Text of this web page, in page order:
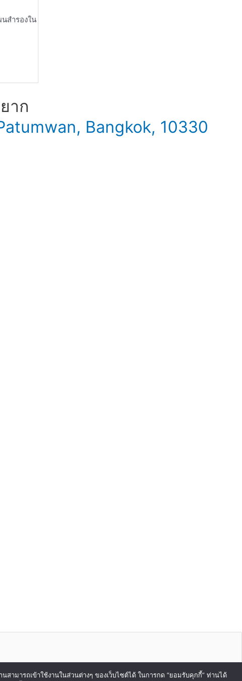
สำรองใน
าก
Bangkok, 10330
ามารถเข้าใช้งานในส่วนต่างๆ ของเว็บไซต์ได้ ในการกด “ยอมรับคุกกี้” ท่านได้